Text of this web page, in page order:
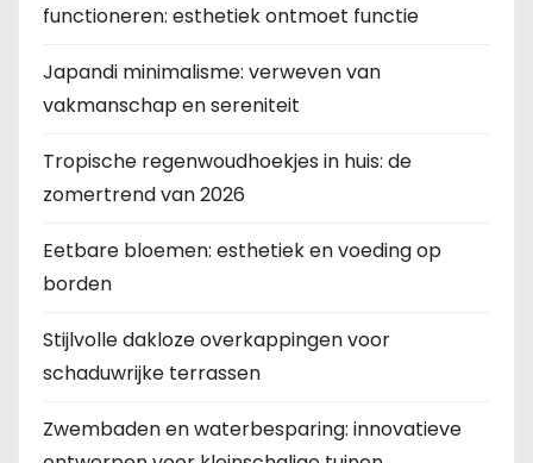
functioneren: esthetiek ontmoet functie
Japandi minimalisme: verweven van
vakmanschap en sereniteit
Tropische regenwoudhoekjes in huis: de
zomertrend van 2026
Eetbare bloemen: esthetiek en voeding op
borden
Stijlvolle dakloze overkappingen voor
schaduwrijke terrassen
Zwembaden en waterbesparing: innovatieve